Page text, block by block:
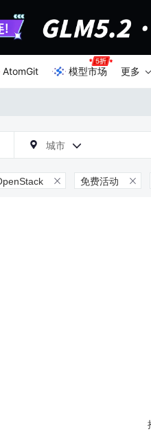
AtomGit 模型市场 更多
 城市 
 免费活动 